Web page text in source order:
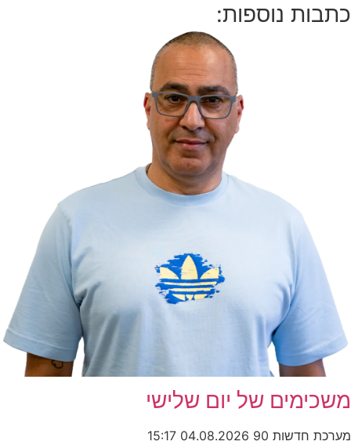
כתבות נוספות:
משכימים של יום שלישי
מערכת חדשות 90 04.08.2026
15:17